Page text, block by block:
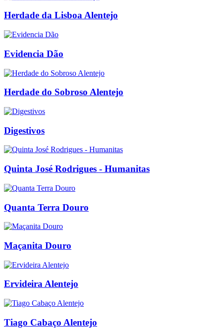
Herdade da Lisboa Alentejo
Evidencia Dão
Herdade do Sobroso Alentejo
Digestivos
Quinta José Rodrigues - Humanitas
Quanta Terra Douro
Maçanita Douro
Ervideira Alentejo
Tiago Cabaço Alentejo